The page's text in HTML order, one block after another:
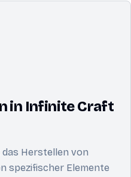
in Infinite Craft
Herstellen von
spezifischer Elemente